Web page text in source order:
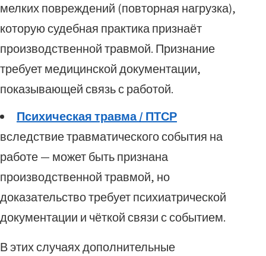
мелких повреждений (повторная нагрузка),
которую судебная практика признаёт
производственной травмой. Признание
требует медицинской документации,
показывающей связь с работой.
Психическая травма / ПТСР
вследствие травматического события на
работе — может быть признана
производственной травмой, но
доказательство требует психиатрической
документации и чёткой связи с событием.
В этих случаях дополнительные